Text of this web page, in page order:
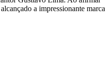
a impressionante marca